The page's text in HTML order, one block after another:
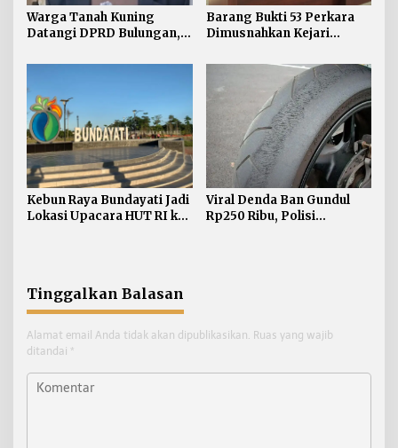
Warga Tanah Kuning
Datangi DPRD Bulungan,
Persen segera
Barang Bukti 53 Perkara
Dimusnahkan Kejari
Didominasi Kasus Sabu
Kebun Raya Bundayati Jadi
Lokasi Upacara HUT RI ke-
Viral Denda Ban Gundul
Rp250 Ribu, Polisi
Tinggalkan Balasan
Alamat email Anda tidak akan dipublikasikan. Ruas yang wajib
ditandai *